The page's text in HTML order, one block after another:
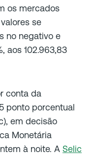
os mercados
se
no negativo e
aos 102.963,83
conta da
ponto porcentual
em decisão
Monetária
à noite. A Selic